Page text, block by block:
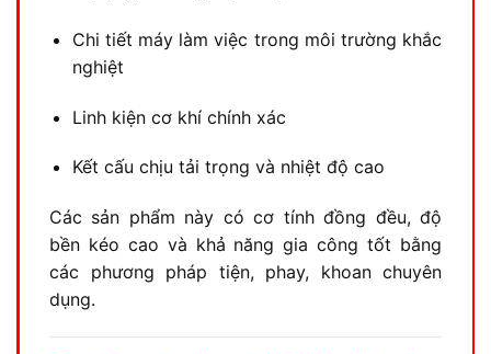
Chi tiết máy làm việc trong môi trường khắc
nghiệt
Linh kiện cơ khí chính xác
Kết cấu chịu tải trọng và nhiệt độ cao
Các sản phẩm này có cơ tính đồng đều, độ
bền kéo cao và khả năng gia công tốt bằng
các phương pháp tiện, phay, khoan chuyên
dụng.